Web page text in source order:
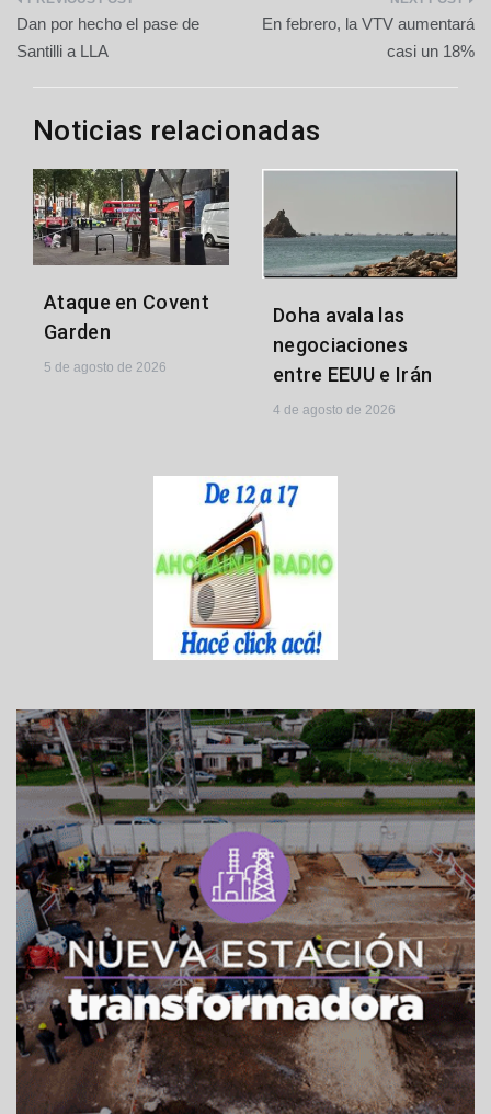
Navegación
de
entradas
Dan por hecho el pase de
Santilli a LLA
En febrero, la VTV aumentará
casi un 18%
Noticias relacionadas
Ataque en Covent
Garden
5 de agosto de 2026
Doha avala las
negociaciones
entre EEUU e Irán
4 de agosto de 2026